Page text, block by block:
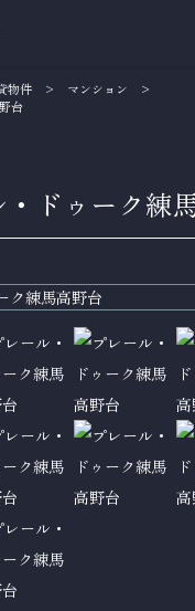
物件 > マンション
>
台
・ドゥーク練